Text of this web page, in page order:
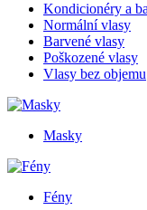
Kondicionéry a
Normální vlasy
Barvené vlasy
Poškozené vlasy
Vlasy bez objemu
Masky
Fény